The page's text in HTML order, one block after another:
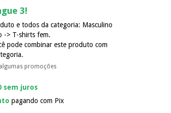
3!
e todos da categoria: Masculino
-> T-shirts fem.
pode combinar este produto com
promoções
sem juros
pagando com Pix